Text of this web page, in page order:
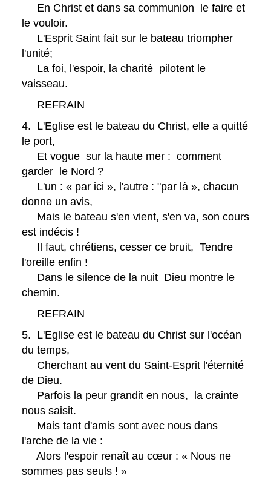
En Christ et dans sa communion le faire et
le vouloir.
L'Esprit Saint fait sur le bateau triompher
l'unité;
La foi, l'espoir, la charité pilotent le
vaisseau.
REFRAIN
4. L'Eglise est le bateau du Christ, elle a quitté
le port,
Et vogue sur la haute mer : comment
garder le Nord ?
L'un : « par ici », l'autre : "par là », chacun
donne un avis,
Mais le bateau s'en vient, s'en va, son cours
est indécis !
Il faut, chrétiens, cesser ce bruit, Tendre
l'oreille enfin !
Dans le silence de la nuit Dieu montre le
chemin.
REFRAIN
5. L'Eglise est le bateau du Christ sur l'océan
du temps,
Cherchant au vent du Saint-Esprit l'éternité
de Dieu.
Parfois la peur grandit en nous, la crainte
nous saisit.
Mais tant d'amis sont avec nous dans
l'arche de la vie :
Alors l'espoir renaît au cœur : « Nous ne
sommes pas seuls ! »